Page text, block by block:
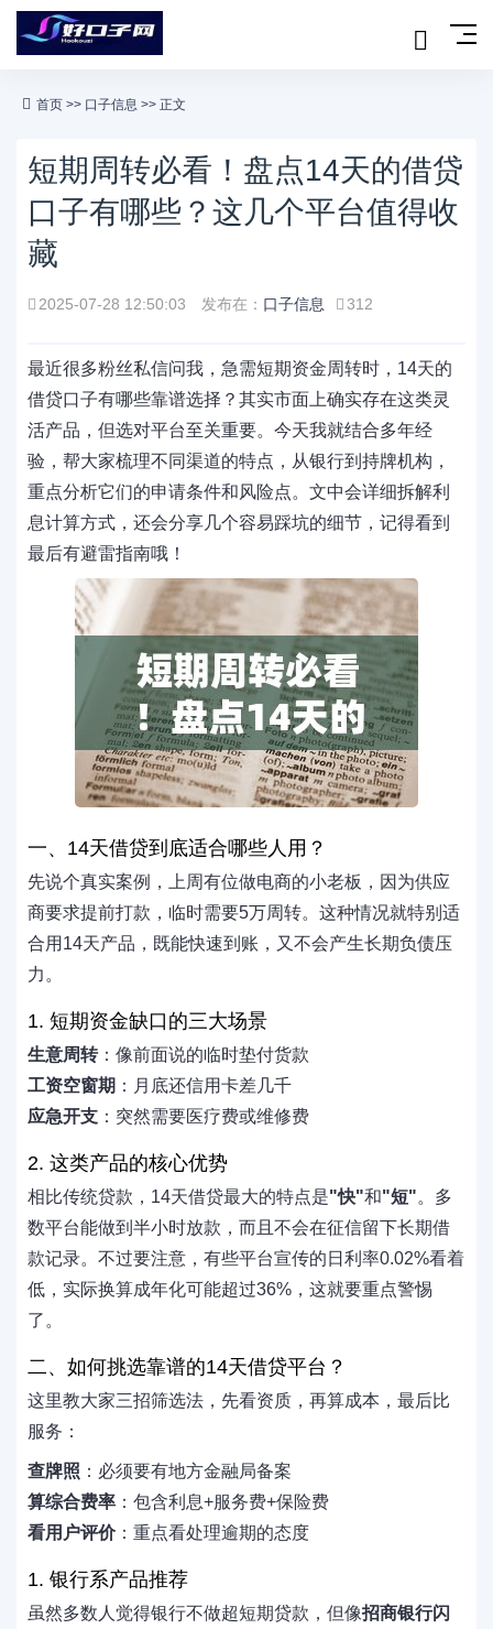
首页 >> 口子信息 >> 正文
短期周转必看！盘点14天的借贷
口子有哪些？这几个平台值得收
藏
2025-07-28 12:50:03 发布在： 口子信息 312
最近很多粉丝私信问我，急需短期资金周转时，14天的
借贷口子有哪些靠谱选择？其实市面上确实存在这类灵
活产品，但选对平台至关重要。今天我就结合多年经
验，帮大家梳理不同渠道的特点，从银行到持牌机构，
重点分析它们的申请条件和风险点。文中会详细拆解利
息计算方式，还会分享几个容易踩坑的细节，记得看到
最后有避雷指南哦！
一、14天借贷到底适合哪些人用？
先说个真实案例，上周有位做电商的小老板，因为供应
商要求提前打款，临时需要5万周转。这种情况就特别适
合用14天产品，既能快速到账，又不会产生长期负债压
力。
1. 短期资金缺口的三大场景
生意周转：像前面说的临时垫付货款
工资空窗期 ：月底还信用卡差几千
应急开支 ：突然需要医疗费或维修费
2. 这类产品的核心优势
相比传统贷款，14天借贷最大的特点是"快"和"短"。多
数平台能做到半小时放款，而且不会在征信留下长期借
款记录。不过要注意，有些平台宣传的日利率0.02%看着
低，实际换算成年化可能超过36%，这就要重点警惕
了。
二、如何挑选靠谱的14天借贷平台？
这里教大家三招筛选法，先看资质，再算成本，最后比
服务：
查牌照 ：必须要有地方金融局备案
算综合费率 ：包含利息+服务费+保险费
看用户评价：重点看处理逾期的态度
1. 银行系产品推荐
虽然多数人觉得银行不做超短期贷款，但像招商银行闪